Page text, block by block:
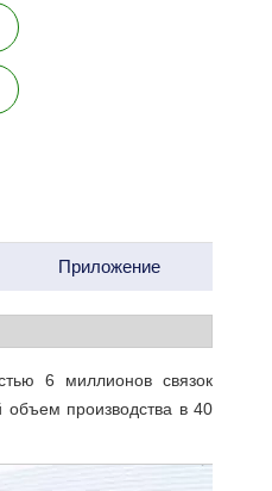
Приложение
6 миллионов связок
производства в 40